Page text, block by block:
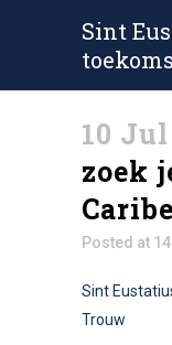
Sint
10 Jul
zoek
Posted at
Sint
Trouw